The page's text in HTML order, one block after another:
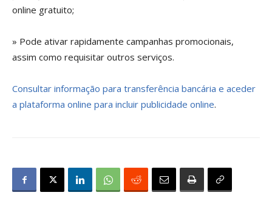
online gratuito;
» Pode ativar rapidamente campanhas promocionais,
assim como requisitar outros serviços.
Consultar informação para transferência bancária e aceder
a plataforma online para incluir publicidade online.